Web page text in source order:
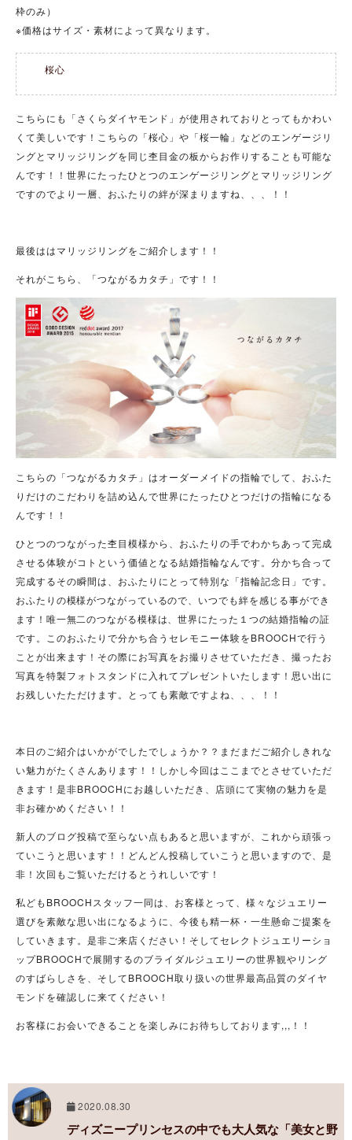
枠のみ）
※価格はサイズ・素材によって異なります。
桜心
こちらにも「さくらダイヤモンド」が使用されておりとってもかわい
くて美しいです！こちらの「桜心」や「桜一輪」などのエンゲージリ
ングとマリッジリングを同じ杢目金の板からお作りすることも可能な
んです！！世界にたったひとつのエンゲージリングとマリッジリング
ですのでより一層、おふたりの絆が深まりますね、、、！！
最後ははマリッジリングをご紹介します！！
それがこちら、「つながるカタチ」です！！
こちらの「つながるカタチ」はオーダーメイドの指輪でして、おふた
りだけのこだわりを詰め込んで世界にたったひとつだけの指輪になる
んです！！
ひとつのつながった杢目模様から、おふたりの手でわかちあって完成
させる体験がコトという価値となる結婚指輪なんです。分かち合って
完成するその瞬間は、おふたりにとって特別な「指輪記念日」です。
おふたりの模様がつながっているので、いつでも絆を感じる事ができ
ます！唯一無二のつながる模様は、世界にたった１つの結婚指輪の証
です。
このおふたりで分かち合うセレモニー体験をBROOCHで行う
ことが出来ます！その際にお写真をお撮りさせていただき、撮ったお
写真を特製フォトスタンドに入れてプレゼントいたします！思い出に
お残しいたただけます。とっても素敵ですよね、、、！！
本日のご紹介はいかがでしたでしょうか？？まだまだご紹介しきれな
い魅力がたくさんあります！！しかし今回はここまでとさせていただ
きます！是非BROOCHにお越しいただき、店頭にて実物の魅力を是
非お確かめください！！
新人のブログ投稿で至らない点もあると思いますが、これから頑張っ
ていこうと思います！！どんどん投稿していこうと思いますので、是
非！次回もご覧いただけるとうれしいです！
私どもBROOCHスタッフ一同は、お客様とって、様々なジュエリー
選びを素敵な思い出になるように、今後も精一杯・一生懸命ご提案を
していきます。是非ご来店ください！そしてセレクトジュエリーショ
ップBROOCHで展開するのブライダルジュエリーの世界観やリング
のすばらしさを、そしてBROOCH取り扱いの世界最高品質のダイヤ
モンドを確認しに来てください！
お客様にお会いできることを楽しみにお待ちしております,,,！！
2020.08.30
ディズニープリンセスの中でも大人気な「美女と野